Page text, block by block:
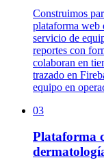
Construimos
plataforma web
servicio de
reportes con
colaboran en
trazado en
equipo en
03
Plataforma